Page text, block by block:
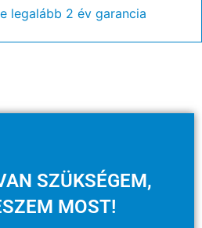
legalább 2 év garancia
SZÜKSÉGEM,
MOST!